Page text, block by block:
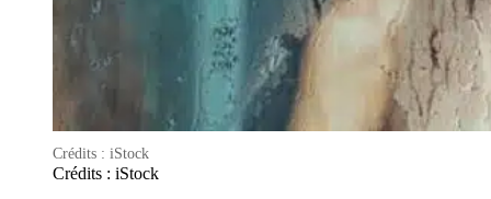
Crédits : iStock
Crédits : iStock